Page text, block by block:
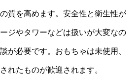
質を高めます。安全性と衛生性が
ジやタワーなどは扱いが大変なの
が必要です。おもちゃは未使用、
れたものが歓迎されます。